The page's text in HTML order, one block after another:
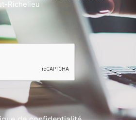
Richelieu